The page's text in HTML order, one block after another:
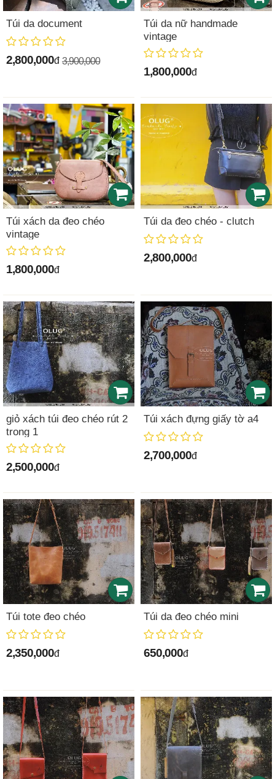
Túi da document
2,800,000đ 3,900,000
Túi da nữ handmade
vintage
1,800,000đ
Túi xách da đeo chéo
vintage
1,800,000đ
Túi da đeo chéo - clutch
2,800,000đ
giỏ xách túi đeo chéo rút 2
trong 1
2,500,000đ
Túi xách đựng giấy tờ a4
2,700,000đ
Túi tote đeo chéo
2,350,000đ
Túi da đeo chéo mini
650,000đ